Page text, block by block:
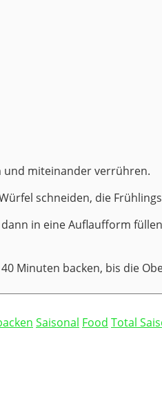
und miteinander verrühren.
schneiden, die
in eine Auflaufform
Minuten backen, bis die
Saisonal Food Total